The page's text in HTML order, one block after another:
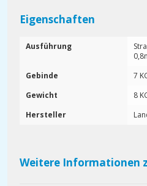
Eigenschaften
Ausführung
Gebinde
7
Gewicht
8
Hersteller
Weitere Informationen